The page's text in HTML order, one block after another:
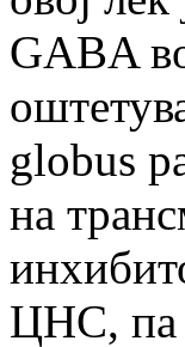
GABA
globus
на
ЦНС, па